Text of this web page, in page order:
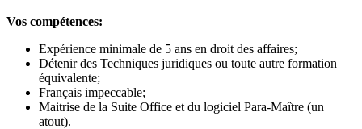
Vos compétences:
Expérience minimale de 5 ans en droit des affaires;
Détenir des Techniques juridiques ou toute autre formation
équivalente;
Français impeccable;
Maitrise de la Suite Office et du logiciel Para-Maître (un
atout).